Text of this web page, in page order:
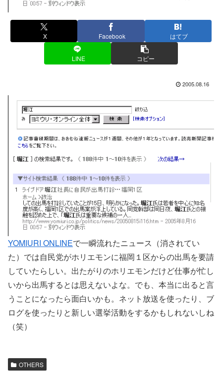
X Facebook はてブ
LINE コピー
2005.08.16
YOMIURI ONLINEで一瞬流れたニュース（消されてい
た）では自民党がホリエモンに福岡１区からの出馬を要請
していたらしい。出たがりのホリエモンだけど仕事が忙し
いから出馬するとは思えないよな。でも、本当に出ると言
うことになったら面白いかも。ネット放送を使ったり、ブ
ログを使ったりと新しい選挙活動をするかもしれないしね
（笑）
OTHERS